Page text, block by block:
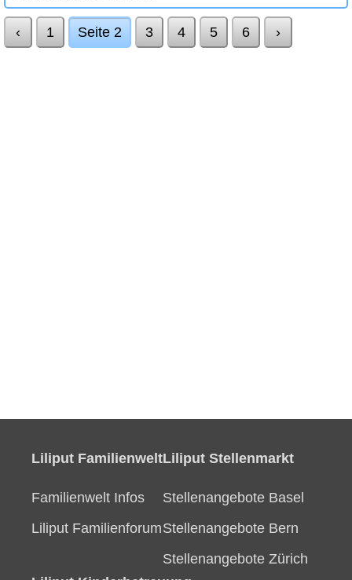
‹ 1 Seite 2 3 4 5 6 ›
Liliput Familienwelt
Familienwelt Infos
Liliput Familienforum
Liliput Stellenmarkt
Stellenangebote Basel
Stellenangebote Bern
Stellenangebote Zürich